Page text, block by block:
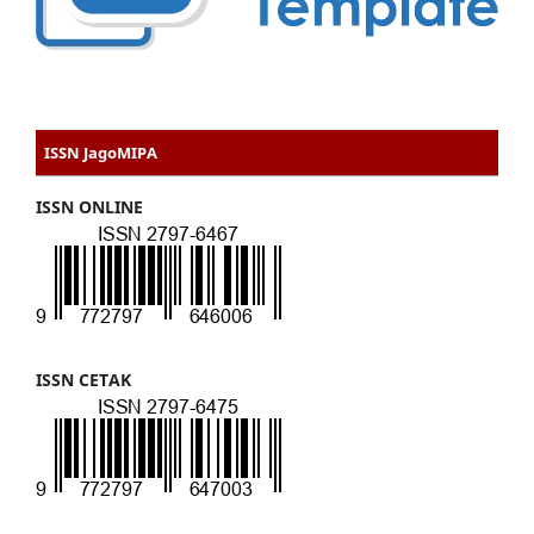
ISSN JagoMIPA
ISSN ONLINE
ISSN CETAK